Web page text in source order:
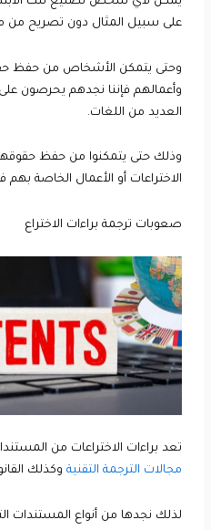
على سبيل المثال دون تصريح من
وحتى يتمكن الأشخاص من حفظ
وأعمالهم فإننا نجدهم يحرصون على
العديد من اللغات.
وذلك حتى يتمكنوا من حفظ
الاختراعات أو الأعمال الخاصة
صعوبات ترجمة براءات الاختراع
تعد براءات الاختراعات من
مجالات الترجمة التقنية وكذلك
لذلك نجدها من أنواع المستندات